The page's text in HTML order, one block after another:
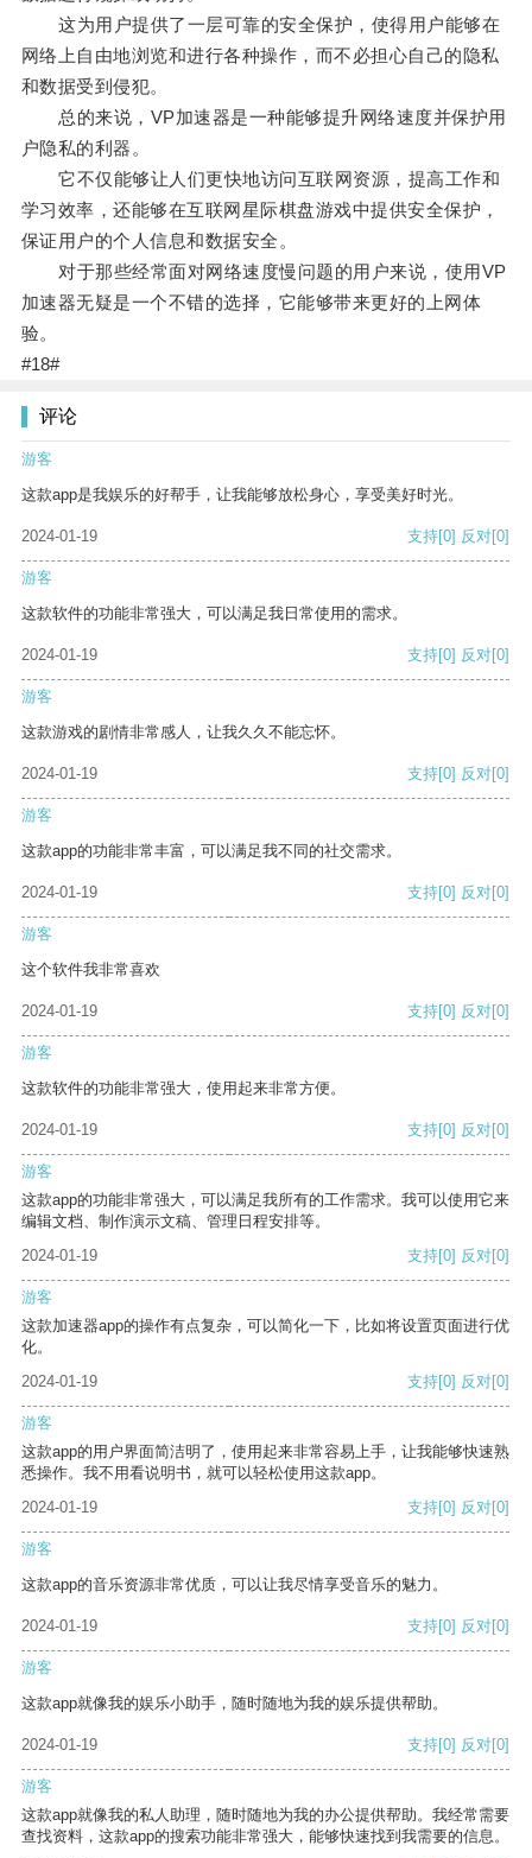
这为用户提供了一层可靠的安全保护，使得用户能够在
网络上自由地浏览和进行各种操作，而不必担心自己的隐私
和数据受到侵犯。
总的来说，VP加速器是一种能够提升网络速度并保护用
户隐私的利器。
它不仅能够让人们更快地访问互联网资源，提高工作和
学习效率，还能够在互联网星际棋盘游戏中提供安全保护，
保证用户的个人信息和数据安全。
对于那些经常面对网络速度慢问题的用户来说，使用VP
加速器无疑是一个不错的选择，它能够带来更好的上网体
验。
#18#
评论
游客
这款app是我娱乐的好帮手，让我能够放松身心，享受美好时光。
2024-01-19 支持[0] 反对[0]
游客
这款软件的功能非常强大，可以满足我日常使用的需求。
2024-01-19 支持[0] 反对[0]
游客
这款游戏的剧情非常感人，让我久久不能忘怀。
2024-01-19 支持[0] 反对[0]
游客
这款app的功能非常丰富，可以满足我不同的社交需求。
2024-01-19 支持[0] 反对[0]
游客
这个软件我非常喜欢
2024-01-19 支持[0] 反对[0]
游客
这款软件的功能非常强大，使用起来非常方便。
2024-01-19 支持[0] 反对[0]
游客
这款app的功能非常强大，可以满足我所有的工作需求。我可以使用它来
编辑文档、制作演示文稿、管理日程安排等。
2024-01-19
支持[0] 反对[0]
游客
这款加速器app的操作有点复杂，可以简化一下，比如将设置页面进行优
化。
2024-01-19
支持[0] 反对[0]
游客
这款app的用户界面简洁明了，使用起来非常容易上手，让我能够快速熟
悉操作。我不用看说明书，就可以轻松使用这款app。
2024-01-19
支持[0] 反对[0]
游客
这款app的音乐资源非常优质，可以让我尽情享受音乐的魅力。
2024-01-19 支持[0] 反对[0]
游客
这款app就像我的娱乐小助手，随时随地为我的娱乐提供帮助。
2024-01-19 支持[0] 反对[0]
游客
这款app就像我的私人助理，随时随地为我的办公提供帮助。我经常需要
查找资料，这款app的搜索功能非常强大，能够快速找到我需要的信息。